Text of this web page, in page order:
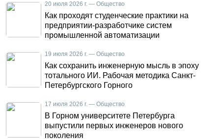
20 июля 2026 г. — Общество
Как проходят студенческие практики на
предприятии-разработчике систем
промышленной автоматизации
19 июля 2026 г. — Общество
Как сохранить инженерную мысль в эпоху
тотального ИИ. Рабочая методика Санкт-
Петербургского Горного
17 июля 2026 г. — Общество
В Горном университете Петербурга
выпустили первых инженеров нового
поколения